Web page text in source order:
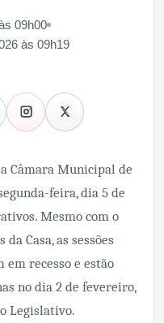
09h00
às 09h19
Câmara Municipal de
feira, dia 5 de
Mesmo com o
Casa, as sessões
recesso e estão
no dia 2 de fevereiro,
Legislativo.